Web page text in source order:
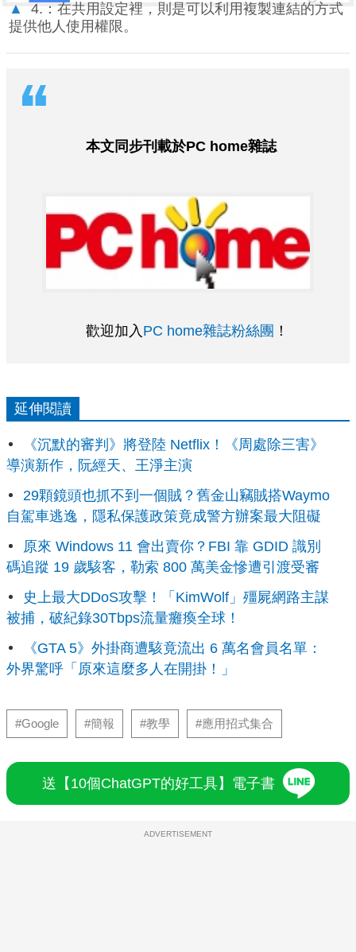
▲
4.：在共用設定裡，則是可以利用複製連結的方式
提供他人使用權限。
本文同步刊載於PC home雜誌
歡迎加入 PC home雜誌粉絲團 ！
延伸閱讀
《沉默的審判》將登陸 Netflix！《周處除三害》
導演新作，阮經天、王淨主演
29顆鏡頭也抓不到一個賊？舊金山竊賊搭Waymo
自駕車逃逸，隱私保護政策竟成警方辦案最大阻礙
原來 Windows 11 會出賣你？FBI 靠 GDID 識別
碼追蹤 19 歲駭客，勒索 800 萬美金慘遭引渡受審
史上最大DDoS攻擊！「KimWolf」殭屍網路主謀
被捕，破紀錄30Tbps流量癱瘓全球！
《GTA 5》外掛商遭駭竟流出 6 萬名會員名單：
外界驚呼「原來這麼多人在開掛！」
#Google #簡報 #教學 #應用招式集合
送【10個ChatGPT的好工具】電子書
ADVERTISEMENT